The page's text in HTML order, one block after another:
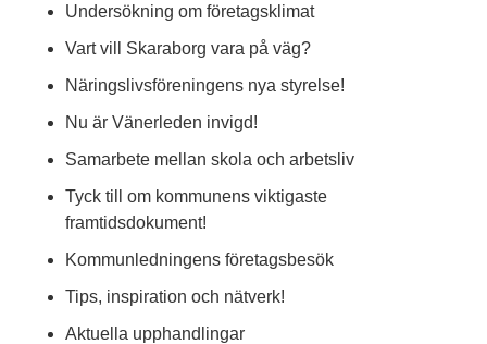
Undersökning om företagsklimat
Vart vill Skaraborg vara på väg?
Näringslivsföreningens nya styrelse!
Nu är Vänerleden invigd!
Samarbete mellan skola och arbetsliv
Tyck till om kommunens viktigaste
framtidsdokument!
Kommunledningens företagsbesök
Tips, inspiration och nätverk!
Aktuella upphandlingar